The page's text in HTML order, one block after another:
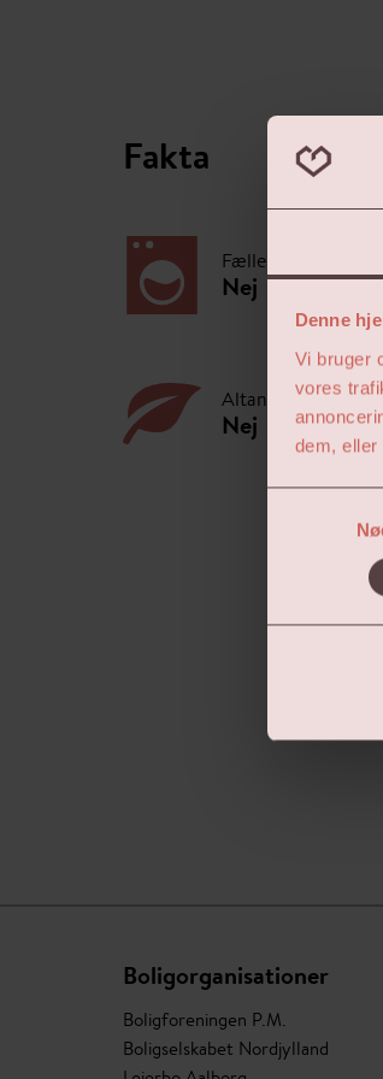
Denne
Vi bruger
vores
dem, eller
Fakta
Fællesfaciliteter
Nej
Altan/have
Nej
Boligorganisationer
Boligforeningen P.M.
Boligselskabet Nordjylland